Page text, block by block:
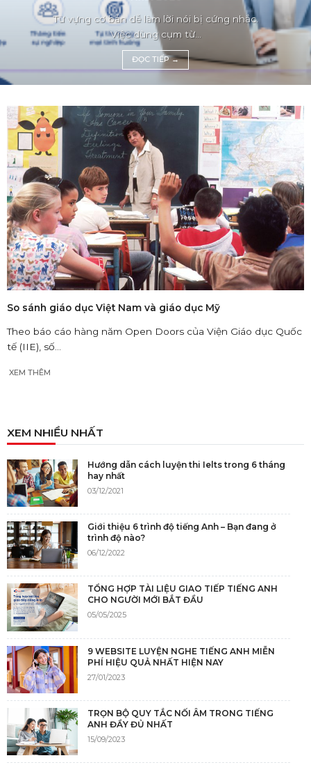
Từ vựng cơ bản dễ làm lời nói bị cứng nhắc.
Việc dùng cụm từ...
ĐỌC TIẾP→
So sánh giáo dục Việt Nam và giáo dục Mỹ
Theo báo cáo hàng năm Open Doors của Viện Giáo dục Quốc
tế (IIE), số...
XEM THÊM
XEM NHIỀU NHẤT
Hướng dẫn cách luyện thi Ielts trong 6 tháng
hay nhất
03/12/2021
Giới thiệu 6 trình độ tiếng Anh – Bạn đang ở
trình độ nào?
06/12/2022
TỔNG HỢP TÀI LIỆU GIAO TIẾP TIẾNG ANH
CHO NGƯỜI MỚI BẮT ĐẦU
05/05/2025
9 WEBSITE LUYỆN NGHE TIẾNG ANH MIỄN
PHÍ HIỆU QUẢ NHẤT HIỆN NAY
27/01/2023
TRỌN BỘ QUY TẮC NỐI ÂM TRONG TIẾNG
ANH ĐẦY ĐỦ NHẤT
15/09/2023